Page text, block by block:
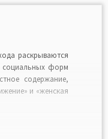
раскрываются
социальных форм
содержание,
и «женская